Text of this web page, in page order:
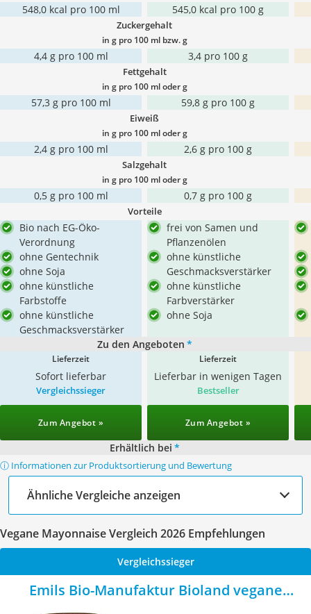
548,0 kcal pro 100 ml 545,0 kcal pro 100 g
Zuckergehalt
in g pro 100 ml bzw. g
4,4 g pro 100 ml 3,4 pro 100 g
Fettgehalt
in g pro 100 ml oder g
57,3 g pro 100 ml 59,8 g pro 100 g
Eiweiß
in g pro 100 ml oder g
2,4 g pro 100 ml 2,6 g pro 100 g
Salzgehalt
in g pro 100 ml oder g
0,5 g pro 100 ml 0,7 g pro 100 g
Vorteile
Bio nach EG-Öko-
Verordnung
ohne Gentechnik
ohne Soja
ohne künstliche
Farbstoffe
ohne künstliche
Geschmacksverstärker
frei von Samen und
Pflanzenölen
ohne künstliche
Geschmacksverstärker
ohne künstliche
Farbverstärker
ohne Soja
Zu den Angeboten *
Lieferzeit
Sofort lieferbar
Lieferzeit
Lieferbar in wenigen Tagen
Vergleichssieger
Zum Angebot »
Bestseller
Zum Angebot »
Erhältlich bei *
ⓘ Informationen zur Produktsortierung und Bewertung
Ähnliche Vergleiche anzeigen
Vegane Mayonnaise Vergleich 2026 Empfehlungen
Vergleichssieger
Emils Bio-Manufaktur Bioland vegane